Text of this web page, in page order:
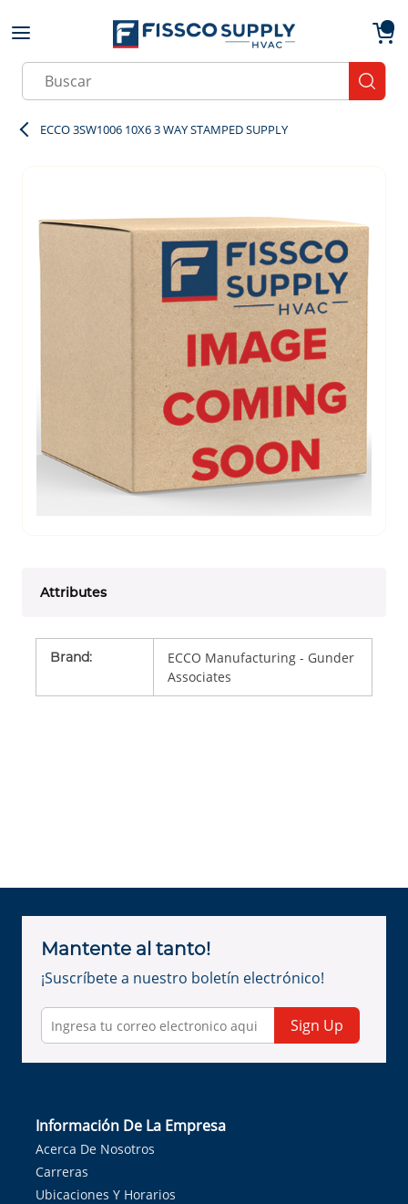
Skip to main content
Site Search
ECCO 3SW1006 10X6 3 WAY STAMPED SUPPLY
Attributes
Brand:
ECCO Manufacturing - Gunder
Associates
Mantente al tanto!
¡Suscríbete a nuestro boletín electrónico!
Sign Up
Información De La Empresa
Acerca De Nosotros
Carreras
Ubicaciones Y Horarios